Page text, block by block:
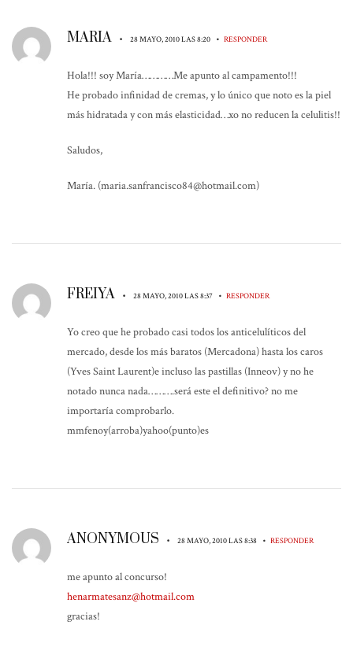
MARIA • 28 MAYO, 2010 LAS 8:20 • RESPONDER
Hola!!! soy María…………Me apunto al campamento!!!
He probado infinidad de cremas, y lo único que noto es la piel
más hidratada y con más elasticidad…xo no reducen la celulitis!!
Saludos,
María. (maria.sanfrancisco84@hotmail.com)
FREIYA • 28 MAYO, 2010 LAS 8:37 • RESPONDER
Yo creo que he probado casi todos los anticelulíticos del
mercado, desde los más baratos (Mercadona) hasta los caros
(Yves Saint Laurent)e incluso las pastillas (Inneov) y no he
notado nunca nada……….será este el definitivo? no me
importaría comprobarlo.
mmfenoy(arroba)yahoo(punto)es
ANONYMOUS • 28 MAYO, 2010 LAS 8:38 • RESPONDER
me apunto al concurso!
henarmatesanz@hotmail.com
gracias!